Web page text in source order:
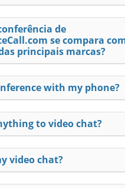
de
se compara
principais marcas?
with my phone?
to video chat?
video chat?